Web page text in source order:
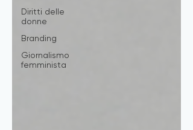
Diritti delle
donne
Branding
Giornalismo
femminista